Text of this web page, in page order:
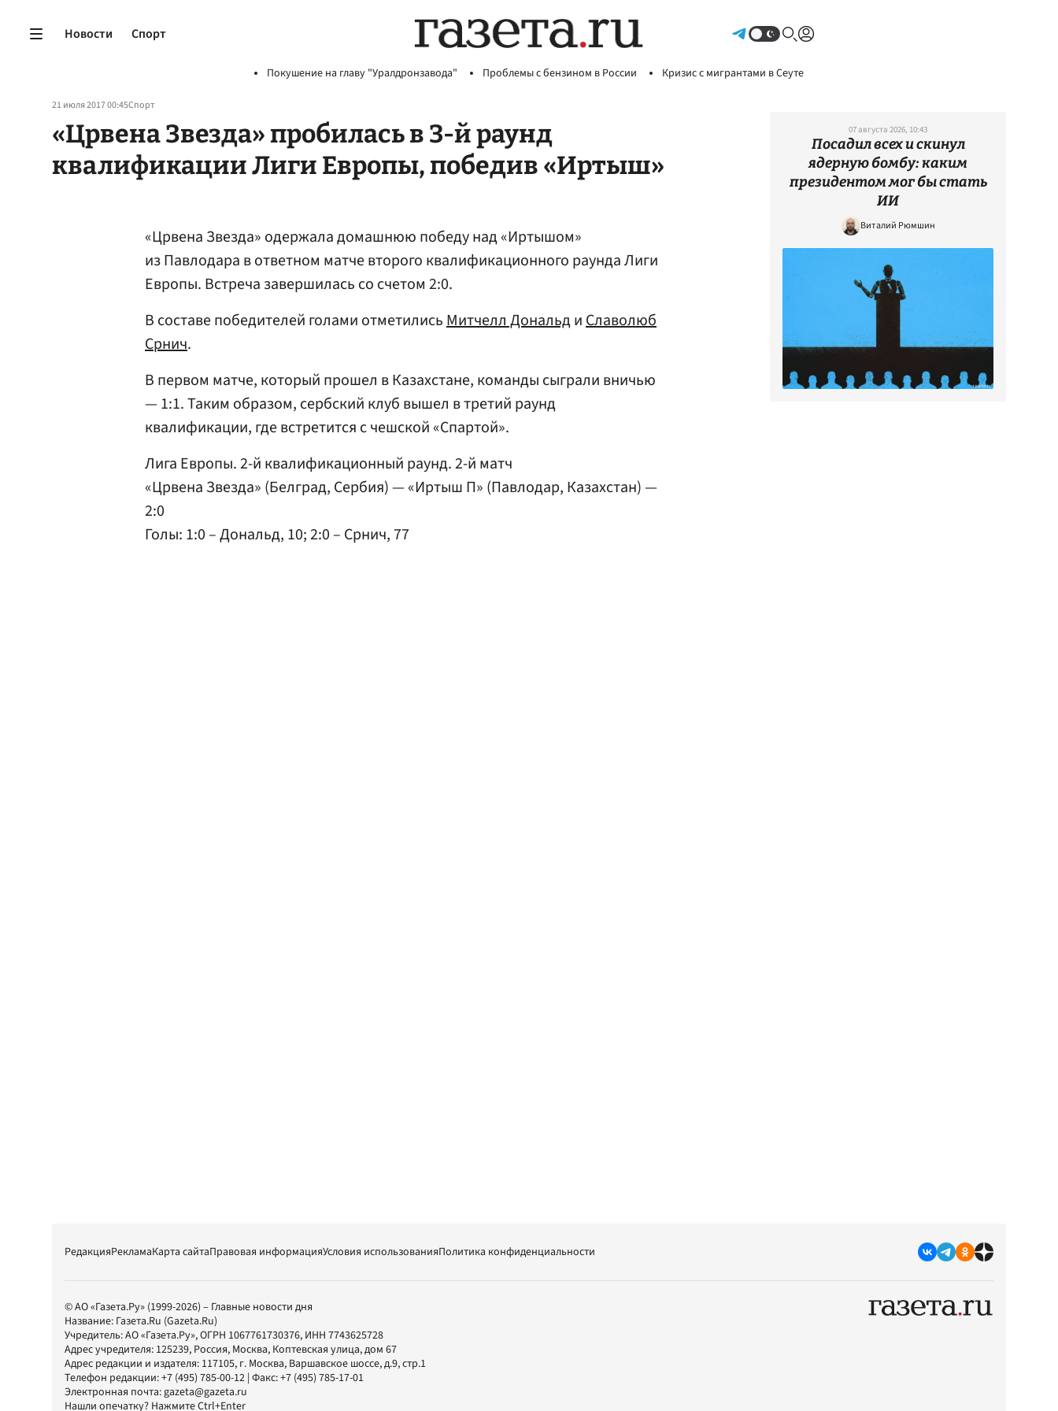
Новости Спорт
Покушение на главу "Уралдронзавода" Проблемы с бензином в России Кризис с мигрантами в Сеуте
21 июля 2017 00:45Спорт
«Црвена Звезда» пробилась в 3-й раунд
квалификации Лиги Европы, победив «Иртыш»
«Црвена Звезда» одержала домашнюю победу над «Иртышом»
из Павлодара в ответном матче второго квалификационного раунда Лиги
Европы. Встреча завершилась со счетом 2:0.
В составе победителей голами отметилисьМитчелл ДональдиСлаволюб
Срнич.
В первом матче, который прошел в Казахстане, команды сыграли вничью
— 1:1. Таким образом, сербский клуб вышел в третий раунд
квалификации, где встретится с чешской «Спартой».
Лига Европы. 2-й квалификационный раунд. 2-й матч
«Црвена Звезда» (Белград, Сербия) — «Иртыш П» (Павлодар, Казахстан) —
2:0
Голы: 1:0 – Дональд, 10; 2:0 – Срнич, 77
07 августа 2026, 10:43
Посадил всех и скинул
ядерную бомбу: каким
президентом мог бы стать
ИИ
Виталий Рюмшин
РедакцияРекламаКарта сайтаПравовая информацияУсловия использованияПолитика конфиденциальности
© АО «Газета.Ру» (1999-2026) – Главные новости дня
Название: Газета.Ru (Gazeta.Ru)
Учредитель:АО «Газета.Ру», ОГРН 1067761730376, ИНН 7743625728
Адрес учредителя: 125239, Россия, Москва, Коптевская улица, дом 67
Адрес редакции и издателя: 117105, г. Москва, Варшавское шоссе, д.9, стр.1
Телефон редакции:+7 (495) 785-00-12 | Факс:+7 (495) 785-17-01
Электронная почта:gazeta@gazeta.ru
Нашли опечатку? Нажмите Ctrl+Enter